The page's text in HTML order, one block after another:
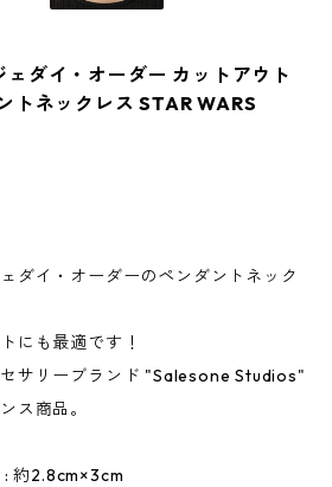
ダイ・オーダー カットアウト
トネックレス STAR WARS
ダイ・オーダーのペンダントネック
にも最適です！
サリーブランド "Salesone Studios"
ス商品。
: 約2.8cm×3cm